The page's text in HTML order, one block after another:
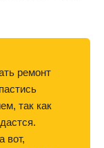
ремонт
так как
вот,